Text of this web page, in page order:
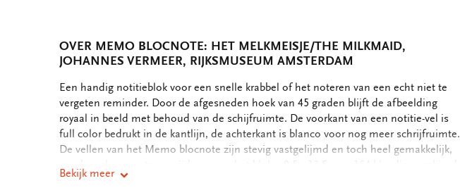
OVER MEMO BLOCNOTE: HET MELKMEISJE/THE MILKMAID,
JOHANNES VERMEER, RIJKSMUSEUM AMSTERDAM
OMSCHRIJVING
Een handig notitieblok voor een snelle krabbel of het noteren van een echt niet te
vergeten reminder. Door de afgesneden hoek van 45 graden blijft de afbeelding
royaal in beeld met behoud van de schijfruimte. De voorkant van een notitie-vel is
full color bedrukt in de kantlijn, de achterkant is blanco voor nog meer schrijfruimte.
De vellen van het Memo blocnote zijn stevig vastgelijmd en toch heel gemakkelijk,
zonder scheuren, te verwijderen van het blok. - 9,5 x 13,5 cm - 164 blaadjes - gelijmd -
100 grms houtvrij, off white papier - Gewicht: 180 gram
Bekijk meer